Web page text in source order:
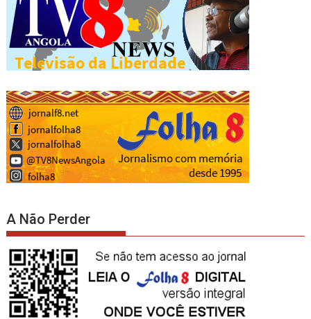
A Não Perder